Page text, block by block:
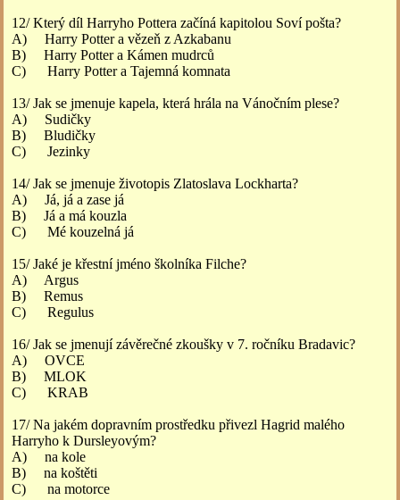
12/ Který díl Harryho Pottera začíná kapitolou Soví pošta?
A) Harry Potter a vězeň z Azkabanu
B) Harry Potter a Kámen mudrců
C) Harry Potter a Tajemná komnata
13/ Jak se jmenuje kapela, která hrála na Vánočním plese?
A) Sudičky
B) Bludičky
C) Jezinky
14/ Jak se jmenuje životopis Zlatoslava Lockharta?
A) Já, já a zase já
B) Já a má kouzla
C) Mé kouzelná já
15/ Jaké je křestní jméno školníka Filche?
A) Argus
B) Remus
C) Regulus
16/ Jak se jmenují závěrečné zkoušky v 7. ročníku Bradavic?
A) OVCE
B) MLOK
C) KRAB
17/ Na jakém dopravním prostředku přivezl Hagrid malého
Harryho k Dursleyovým?
A) na kole
B) na koštěti
C) na motorce